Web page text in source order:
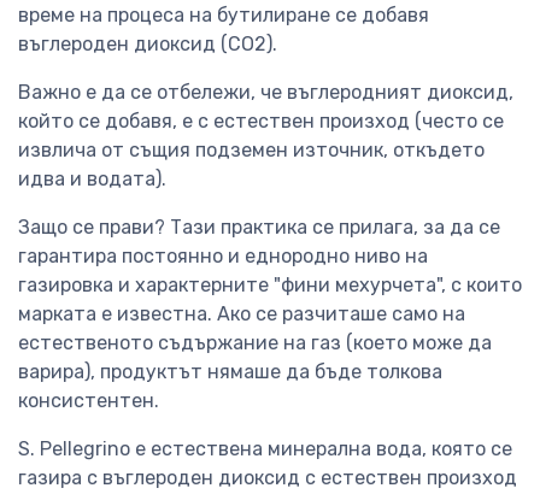
време на процеса на бутилиране се добавя
въглероден диоксид (CO2).
Важно е да се отбележи, че въглеродният диоксид,
който се добавя, е с естествен произход (често се
извлича от същия подземен източник, откъдето
идва и водата).
Защо се прави? Тази практика се прилага, за да се
гарантира постоянно и еднородно ниво на
газировка и характерните "фини мехурчета", с които
марката е известна. Ако се разчиташе само на
естественото съдържание на газ (което може да
варира), продуктът нямаше да бъде толкова
консистентен.
S. Pellegrino е естествена минерална вода, която се
газира с въглероден диоксид с естествен произход